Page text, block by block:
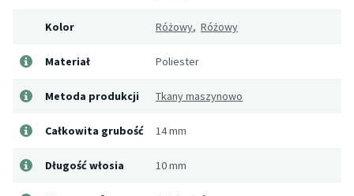
Kolor Różowy, Różowy
Materiał Poliester
Metoda produkcji Tkany maszynowo
Całkowita grubość 14 mm
Długość włosia 10 mm